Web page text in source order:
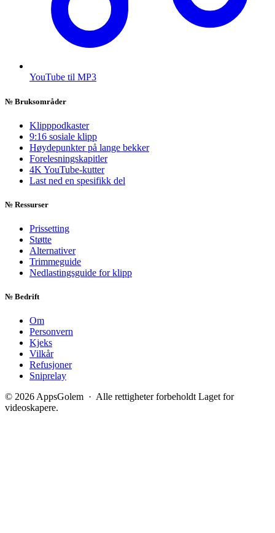
YouTube til MP3
№ Bruksområder
Klipppodkaster
9:16 sosiale klipp
Høydepunkter på lange bekker
Forelesningskapitler
4K YouTube-kutter
Last ned en spesifikk del
№ Ressurser
Prissetting
Støtte
Alternativer
Trimmeguide
Nedlastingsguide for klipp
№ Bedrift
Om
Personvern
Kjeks
Vilkår
Refusjoner
Sniprelay
© 2026 AppsGolem · Alle rettigheter forbeholdt Laget for
videoskapere.